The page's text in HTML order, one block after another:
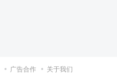
广告合作 关于我们